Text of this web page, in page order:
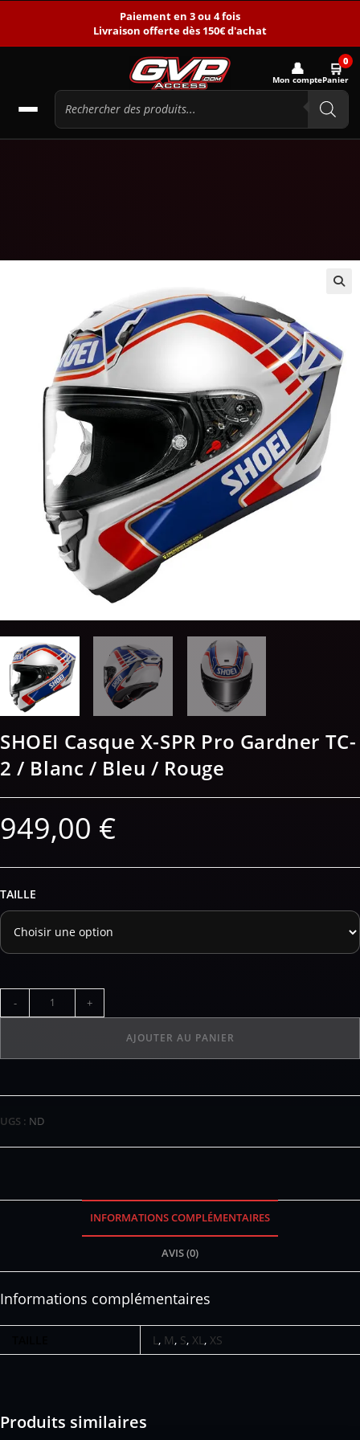
Paiement en 3 ou 4 fois
Livraison offerte dès 150€ d'achat
👤
Mon compte
🛒0
Panier
SHOEI Casque X-SPR Pro Gardner TC-
2 / Blanc / Bleu / Rouge
949,00 €
TAILLE
- +
AJOUTER AU PANIER
UGS : ND
INFORMATIONS COMPLÉMENTAIRES
AVIS (0)
Informations complémentaires
L , M, S, XL , XS
Produits similaires